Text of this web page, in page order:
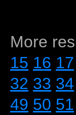
More
15 16 17
32 33 34
49 50 51